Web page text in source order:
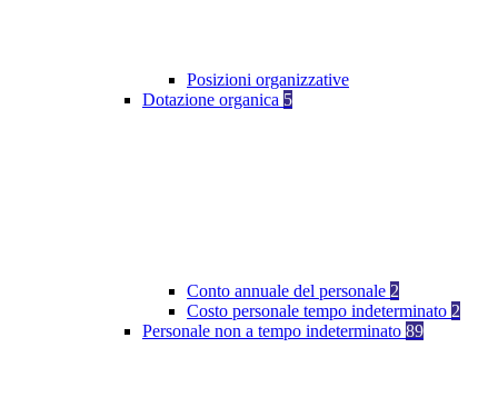
Posizioni organizzative
Dotazione organica 5
Conto annuale del personale 2
Costo personale tempo indeterminato 2
Personale non a tempo indeterminato 89